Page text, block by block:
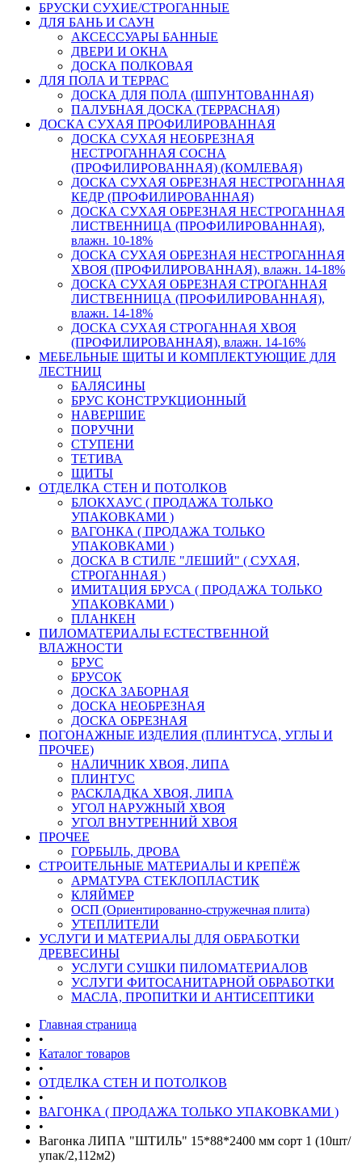
БРУСКИ СУХИЕ/СТРОГАННЫЕ
ДЛЯ БАНЬ И САУН
АКСЕССУАРЫ БАННЫЕ
ДВЕРИ И ОКНА
ДОСКА ПОЛКОВАЯ
ДЛЯ ПОЛА И ТЕРРАС
ДОСКА ДЛЯ ПОЛА (ШПУНТОВАННАЯ)
ПАЛУБНАЯ ДОСКА (ТЕРРАСНАЯ)
ДОСКА СУХАЯ ПРОФИЛИРОВАННАЯ
ДОСКА СУХАЯ НЕОБРЕЗНАЯ
НЕСТРОГАННАЯ СОСНА
(ПРОФИЛИРОВАННАЯ) (КОМЛЕВАЯ)
ДОСКА СУХАЯ ОБРЕЗНАЯ НЕСТРОГАННАЯ
КЕДР (ПРОФИЛИРОВАННАЯ)
ДОСКА СУХАЯ ОБРЕЗНАЯ НЕСТРОГАННАЯ
ЛИСТВЕННИЦА (ПРОФИЛИРОВАННАЯ),
влажн. 10-18%
ДОСКА СУХАЯ ОБРЕЗНАЯ НЕСТРОГАННАЯ
ХВОЯ (ПРОФИЛИРОВАННАЯ), влажн. 14-18%
ДОСКА СУХАЯ ОБРЕЗНАЯ СТРОГАННАЯ
ЛИСТВЕННИЦА (ПРОФИЛИРОВАННАЯ),
влажн. 14-18%
ДОСКА СУХАЯ СТРОГАННАЯ ХВОЯ
(ПРОФИЛИРОВАННАЯ), влажн. 14-16%
МЕБЕЛЬНЫЕ ЩИТЫ И КОМПЛЕКТУЮЩИЕ ДЛЯ
ЛЕСТНИЦ
БАЛЯСИНЫ
БРУС КОНСТРУКЦИОННЫЙ
НАВЕРШИЕ
ПОРУЧНИ
СТУПЕНИ
ТЕТИВА
ЩИТЫ
ОТДЕЛКА СТЕН И ПОТОЛКОВ
БЛОКХАУС ( ПРОДАЖА ТОЛЬКО
УПАКОВКАМИ )
ВАГОНКА ( ПРОДАЖА ТОЛЬКО
УПАКОВКАМИ )
ДОСКА В СТИЛЕ "ЛЕШИЙ" ( СУХАЯ,
СТРОГАННАЯ )
ИМИТАЦИЯ БРУСА ( ПРОДАЖА ТОЛЬКО
УПАКОВКАМИ )
ПЛАНКЕН
ПИЛОМАТЕРИАЛЫ ЕСТЕСТВЕННОЙ
ВЛАЖНОСТИ
БРУС
БРУСОК
ДОСКА ЗАБОРНАЯ
ДОСКА НЕОБРЕЗНАЯ
ДОСКА ОБРЕЗНАЯ
ПОГОНАЖНЫЕ ИЗДЕЛИЯ (ПЛИНТУСА, УГЛЫ И
ПРОЧЕЕ)
НАЛИЧНИК ХВОЯ, ЛИПА
ПЛИНТУС
РАСКЛАДКА ХВОЯ, ЛИПА
УГОЛ НАРУЖНЫЙ ХВОЯ
УГОЛ ВНУТРЕННИЙ ХВОЯ
ПРОЧЕЕ
ГОРБЫЛЬ, ДРОВА
СТРОИТЕЛЬНЫЕ МАТЕРИАЛЫ И КРЕПЁЖ
АРМАТУРА СТЕКЛОПЛАСТИК
КЛЯЙМЕР
ОСП (Ориентированно-стружечная плита)
УТЕПЛИТЕЛИ
УСЛУГИ И МАТЕРИАЛЫ ДЛЯ ОБРАБОТКИ
ДРЕВЕСИНЫ
УСЛУГИ СУШКИ ПИЛОМАТЕРИАЛОВ
УСЛУГИ ФИТОСАНИТАРНОЙ ОБРАБОТКИ
МАСЛА, ПРОПИТКИ И АНТИСЕПТИКИ
Главная страница
•
Каталог товаров
•
ОТДЕЛКА СТЕН И ПОТОЛКОВ
•
ВАГОНКА ( ПРОДАЖА ТОЛЬКО УПАКОВКАМИ )
•
Вагонка ЛИПА "ШТИЛЬ" 15*88*2400 мм сорт 1 (10шт/
упак/2,112м2)